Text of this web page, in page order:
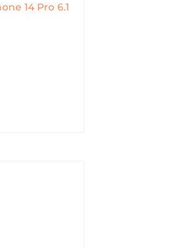
14 Pro 6.1